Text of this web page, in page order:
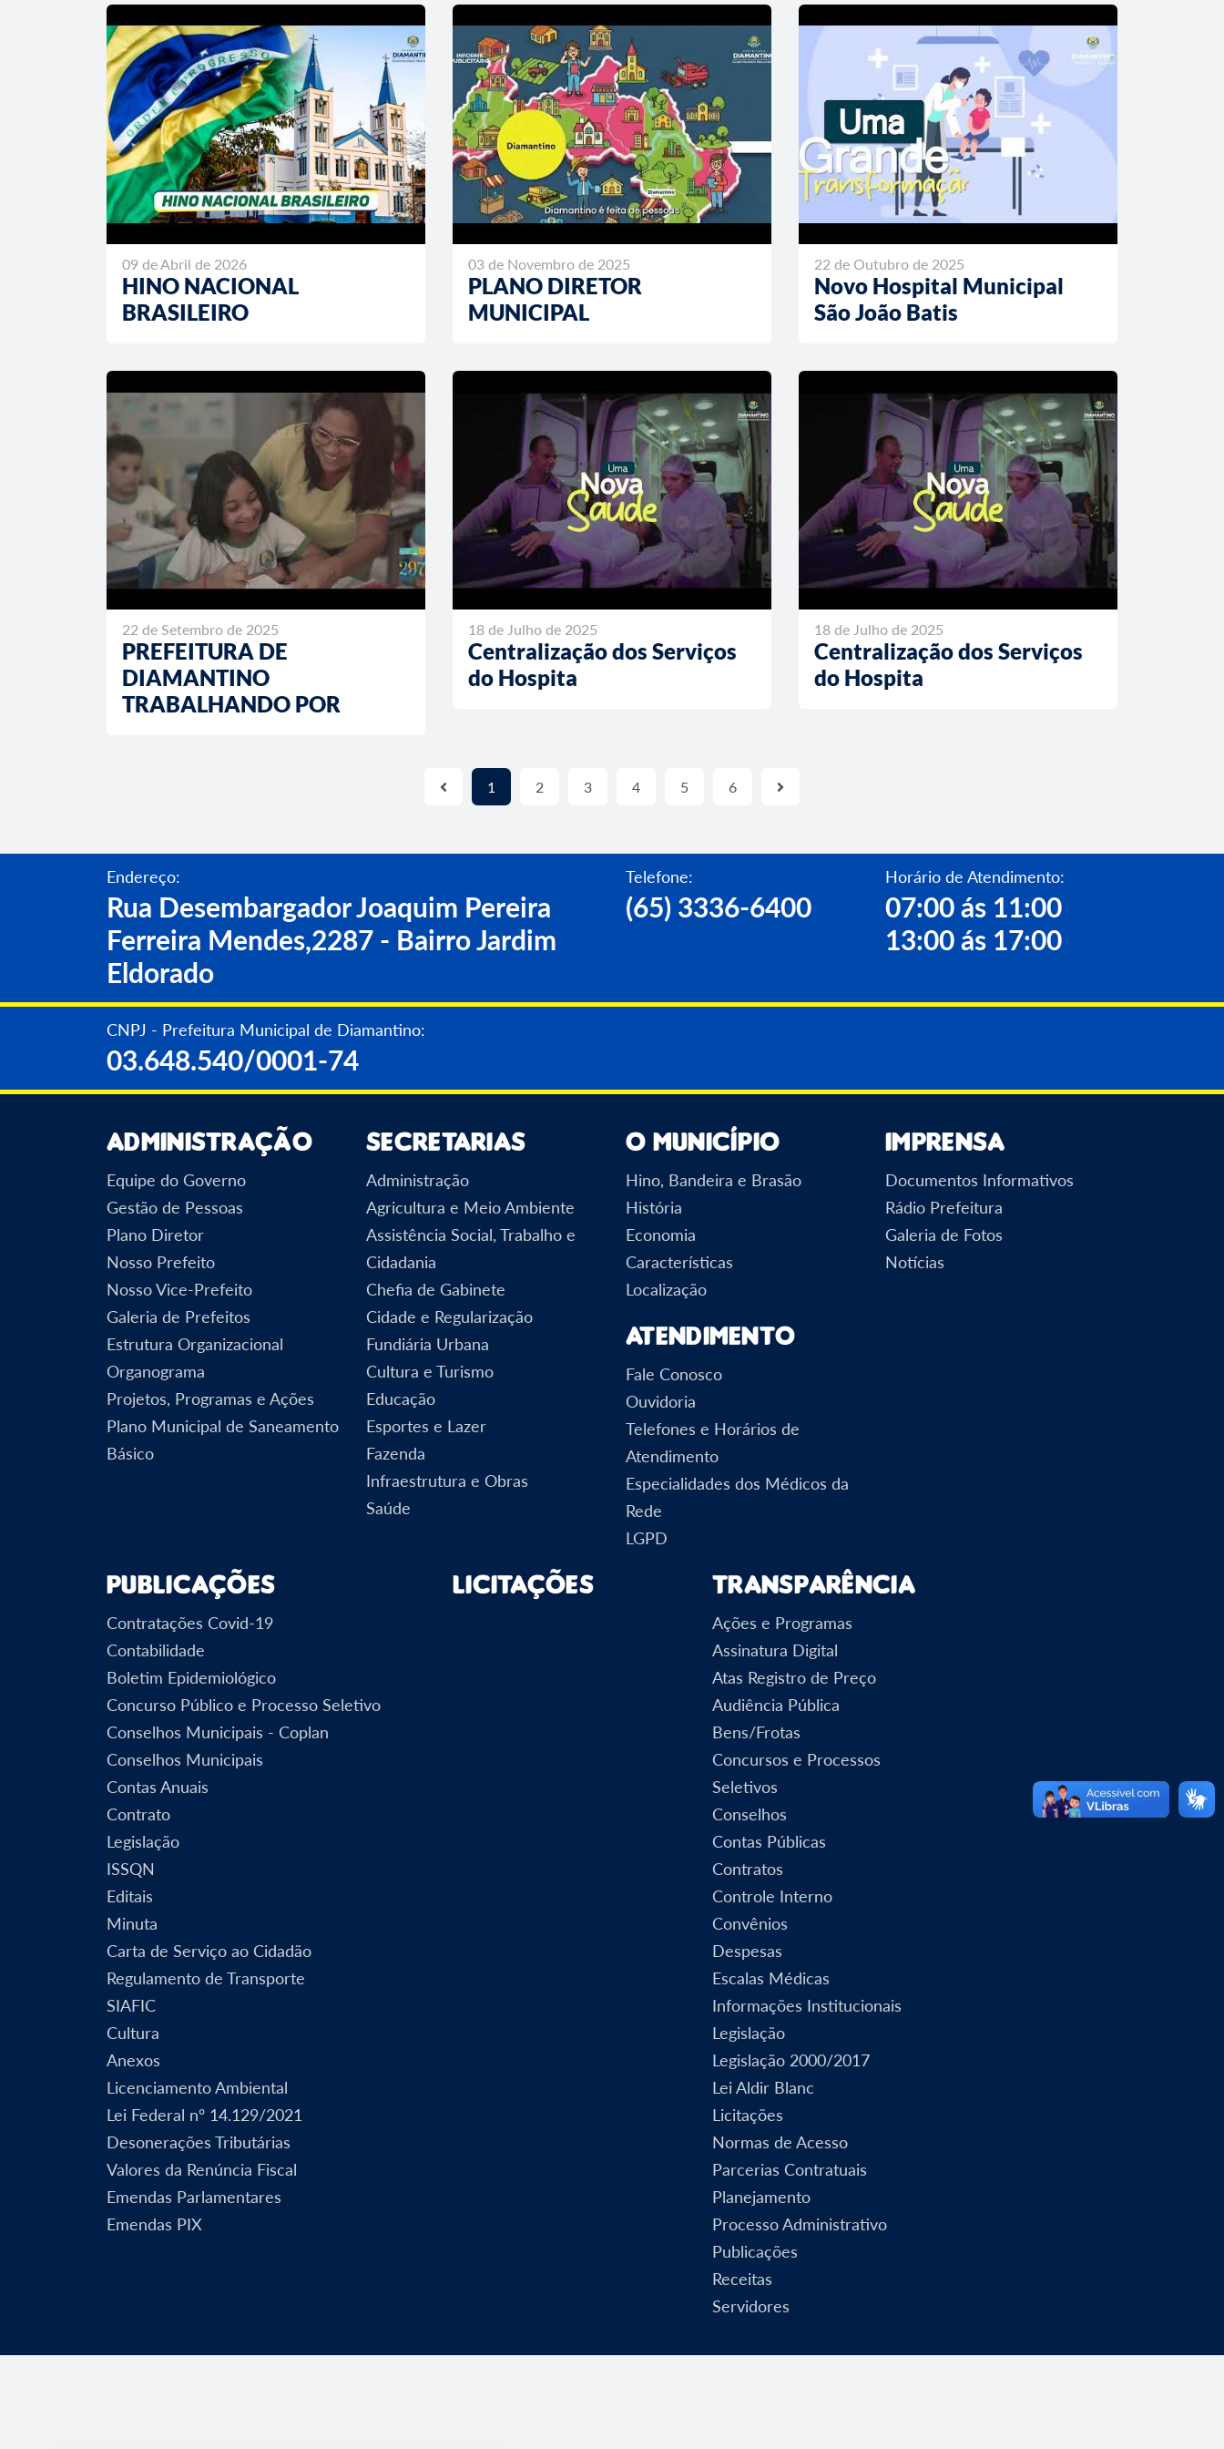
09 de Abril de 2026
HINO NACIONAL
BRASILEIRO
03 de Novembro de 2025
PLANO DIRETOR
MUNICIPAL
22 de Outubro de 2025
Novo Hospital Municipal
São João Batis
22 de Setembro de 2025
PREFEITURA DE
DIAMANTINO
TRABALHANDO POR
18 de Julho de 2025
Centralização dos Serviços
do Hospita
18 de Julho de 2025
Centralização dos Serviços
do Hospita
1 2 3 4 5 6
Endereço:
Rua Desembargador Joaquim Pereira
Ferreira Mendes,2287 - Bairro Jardim
Eldorado
Telefone:
(65) 3336-6400
Horário de Atendimento:
07:00 ás 11:00
13:00 ás 17:00
CNPJ - Prefeitura Municipal de Diamantino:
03.648.540/0001-74
Administração
Equipe do Governo
Gestão de Pessoas
Plano Diretor
Nosso Prefeito
Nosso Vice-Prefeito
Galeria de Prefeitos
Estrutura Organizacional
Organograma
Projetos, Programas e Ações
Plano Municipal de Saneamento
Básico
Secretarias
Administração
Agricultura e Meio Ambiente
Assistência Social, Trabalho e
Cidadania
Chefia de Gabinete
Cidade e Regularização
Fundiária Urbana
Cultura e Turismo
Educação
Esportes e Lazer
Fazenda
Infraestrutura e Obras
Saúde
O Município
Hino, Bandeira e Brasão
História
Economia
Características
Localização
Atendimento
Fale Conosco
Ouvidoria
Telefones e Horários de
Atendimento
Especialidades dos Médicos da
Rede
LGPD
Imprensa
Documentos Informativos
Rádio Prefeitura
Galeria de Fotos
Notícias
Publicações
Contratações Covid-19
Contabilidade
Boletim Epidemiológico
Concurso Público e Processo Seletivo
Conselhos Municipais - Coplan
Conselhos Municipais
Contas Anuais
Contrato
Legislação
ISSQN
Editais
Minuta
Carta de Serviço ao Cidadão
Regulamento de Transporte
SIAFIC
Cultura
Anexos
Licenciamento Ambiental
Lei Federal nº 14.129/2021
Desonerações Tributárias
Valores da Renúncia Fiscal
Emendas Parlamentares
Emendas PIX
Licitações Transparência
Ações e Programas
Assinatura Digital
Atas Registro de Preço
Audiência Pública
Bens/Frotas
Concursos e Processos
Seletivos
Conselhos
Contas Públicas
Contratos
Controle Interno
Convênios
Despesas
Escalas Médicas
Informações Institucionais
Legislação
Legislação 2000/2017
Lei Aldir Blanc
Licitações
Normas de Acesso
Parcerias Contratuais
Planejamento
Processo Administrativo
Publicações
Receitas
Servidores